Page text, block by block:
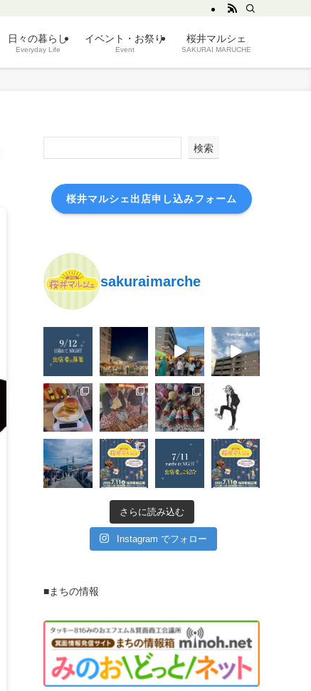
日々の暮らし
Everyday Life
イベント・お祭り
Event
桜井マルシェ
SAKURAI MARUCHE
検索
桜井マルシェ出店申し込みフォーム
sakuraimarche
さらに読み込む
Instagram でフォロー
■まちの情報